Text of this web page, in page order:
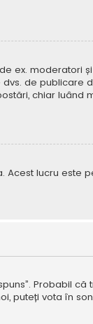
ex. moderatori
de publicare
chiar luând
Acest lucru este
Probabil
puteți vota în